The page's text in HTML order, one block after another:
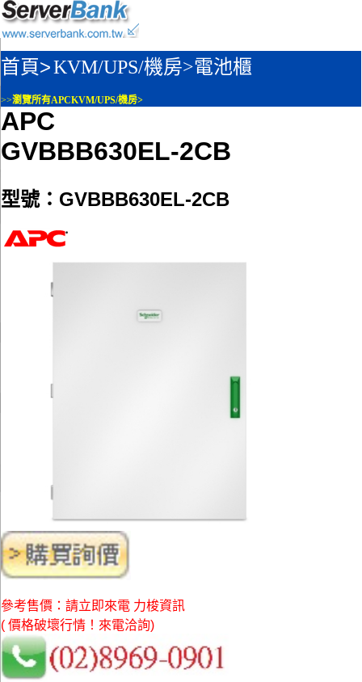
首頁>KVM/UPS/機房>電池櫃
>>瀏覽所有APCKVM/UPS/機房>
APC
GVBBB630EL-2CB
型號：GVBBB630EL-2CB
參考售價：請立即來電 力梭資訊
( 價格破壞行情！來電洽詢)